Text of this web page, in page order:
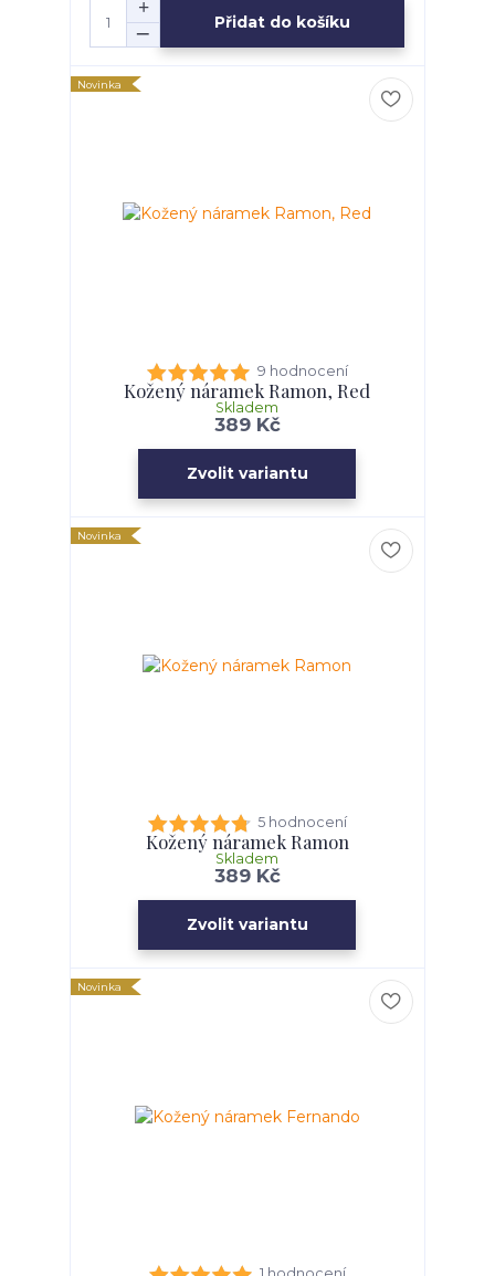
Přidat do košíku
Novinka
9 hodnocení
Kožený náramek Ramon, Red
389 Kč
Skladem
Zvolit variantu
Novinka
5 hodnocení
Kožený náramek Ramon
389 Kč
Skladem
Zvolit variantu
Novinka